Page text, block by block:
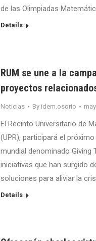
de las Olimpiadas
Details
RUM se une a la
proyectos
Noticias By idem.osorio
El Recinto Universitario de
(UPR), participará el
mundial denominado Giving
iniciativas que han surgido
soluciones para aliviar la
Details